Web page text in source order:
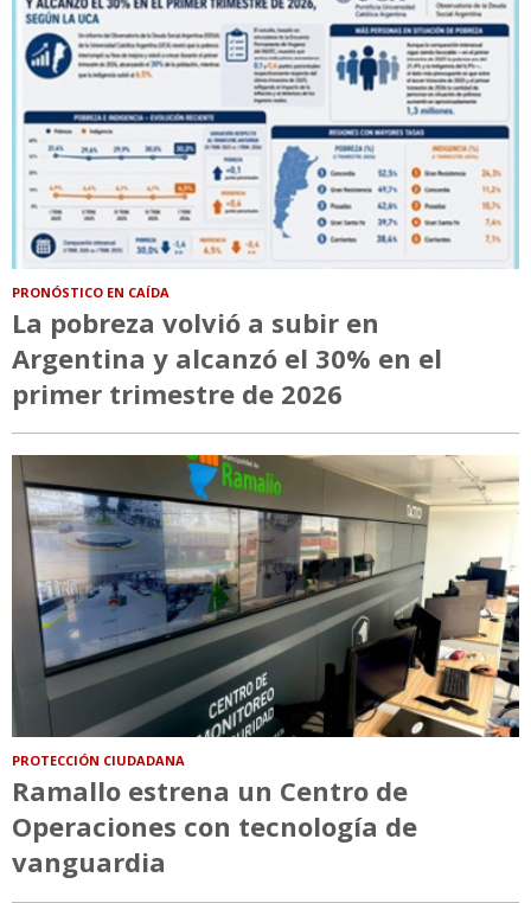
PRONÓSTICO EN CAÍDA
La pobreza volvió a subir en
Argentina y alcanzó el 30% en el
primer trimestre de 2026
PROTECCIÓN CIUDADANA
Ramallo estrena un Centro de
Operaciones con tecnología de
vanguardia